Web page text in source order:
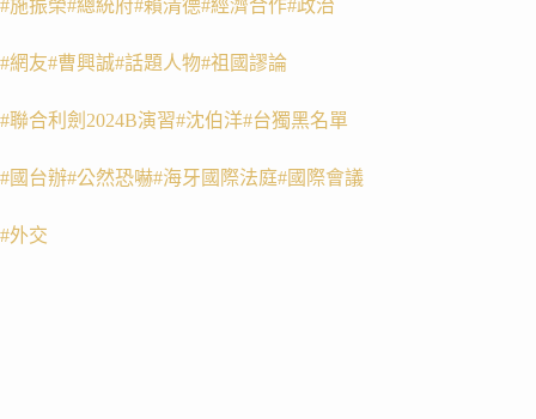
#施振榮#總統府#賴清德#經濟合作#政治
#網友#曹興誠#話題人物#祖國謬論
#聯合利劍2024B演習#沈伯洋#台獨黑名單
#國台辦#公然恐嚇#海牙國際法庭#國際會議
#外交